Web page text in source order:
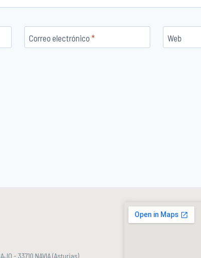
Correo electrónico * Web
- 33710 NAVIA (Asturias)